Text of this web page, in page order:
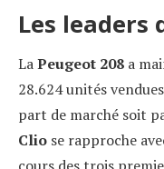
Les leaders
LaPeugeot 208 a
28.624 unités
part de marché soit
Clio se rapproche